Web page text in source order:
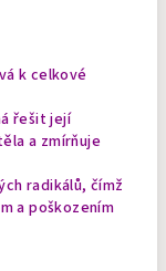
k celkové
řešit její
a zmírňuje
radikálů, čímž
a poškozením